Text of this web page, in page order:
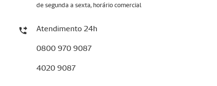
de segunda a sexta, horário comercial
Atendimento 24h
0800 970 9087
4020 9087